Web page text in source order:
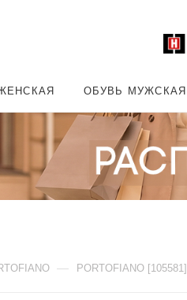
ОБУВЬ МУЖСКАЯ
— PORTOFIANO [105581]